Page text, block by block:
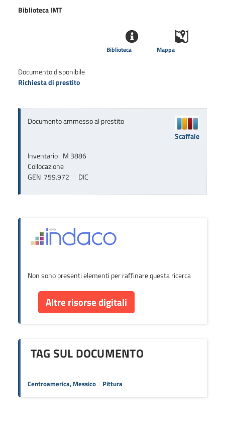
Biblioteca IMT
Mappa
Biblioteca
Documento disponibile
Richiesta di prestito
Documento ammesso al prestito
Inventario M 3886
Collocazione
GEN  759.972      DIC
Scaffale
Non sono presenti elementi per raffinare questa ricerca
Altre risorse digitali
TAG SUL DOCUMENTO
Centroamerica, Messico Pittura